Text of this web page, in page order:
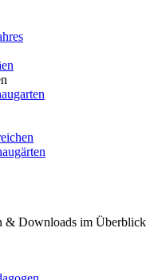
& Downloads im Überblick